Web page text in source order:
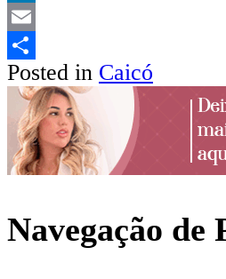
LinkedIn
Email
Share
Posted in Caicó
Navegação de